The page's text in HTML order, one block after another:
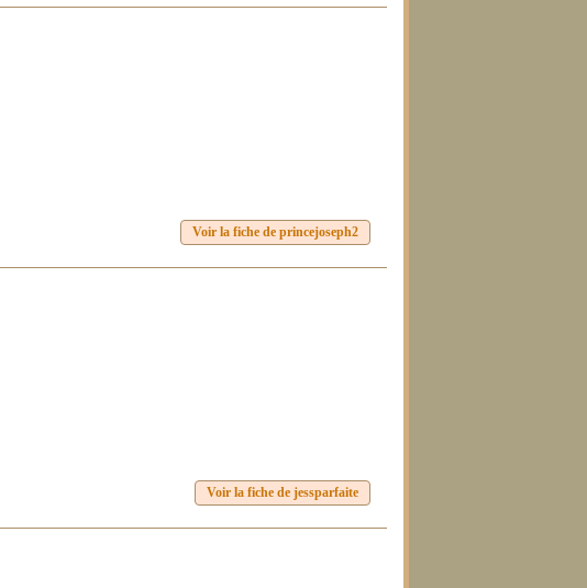
Voir la fiche de princejoseph2
Voir la fiche de jessparfaite